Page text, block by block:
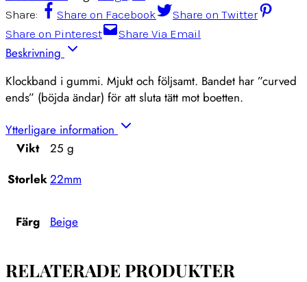
Share:
Share on Facebook
Share on Twitter
Share on Pinterest
Share Via Email
Beskrivning
Klockband i gummi. Mjukt och följsamt. Bandet har ”curved
ends” (böjda ändar) för att sluta tätt mot boetten.
Ytterligare information
Vikt
25 g
Storlek22mm
Färg Beige
RELATERADE PRODUKTER